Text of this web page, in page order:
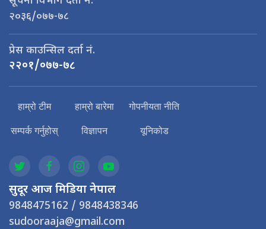
२०३६/०७७-७८
प्रेस काउन्सिल दर्ता नं.
२२०१/०७७-७८
हाम्रो टीम हाम्रो बारेमा गोपनीयता नीति
सम्पर्क गर्नुहोस् विज्ञापन यूनिकोड
सुदूर आज मिडिया नेपाल
9848475162 / 9848438346
sudooraaja@gmail.com